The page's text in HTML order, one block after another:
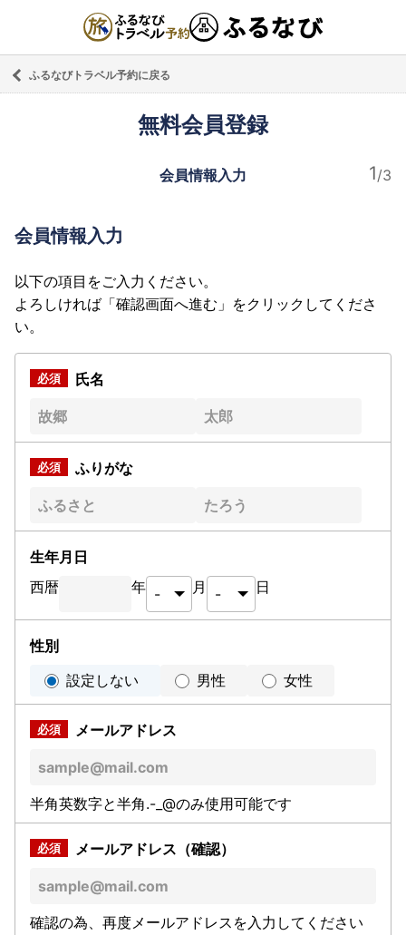
ふるなびトラベル予約に戻る
無料会員登録
会員情報入力
会員情報入力
以下の項目をご入力ください。
よろしければ「確認画面へ進む」をクリックしてくださ
い。
氏名
ふりがな
生年月日
西暦
年 月 日
性別
設定しない
男性 女性
メールアドレス
半角英数字と半角.-_@のみ使用可能です
メールアドレス（確認）
確認の為、再度メールアドレスを入力してください